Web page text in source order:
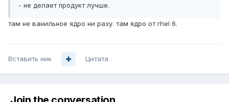
- не делает продукт лучше.
там не ванильное ядро ни разу. там ядро от rhel 6.
Вставить ник Цитата